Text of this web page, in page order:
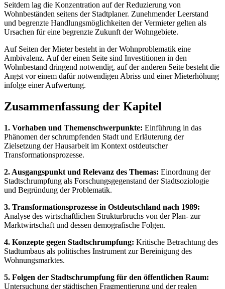
Seitdem lag die Konzentration auf der Reduzierung von
Wohnbeständen seitens der Stadtplaner. Zunehmender Leerstand
und begrenzte Handlungsmöglichkeiten der Vermieter gelten als
Ursachen für eine begrenzte Zukunft der Wohngebiete.
Auf Seiten der Mieter besteht in der Wohnproblematik eine
Ambivalenz. Auf der einen Seite sind Investitionen in den
Wohnbestand dringend notwendig, auf der anderen Seite besteht die
Angst vor einem dafür notwendigen Abriss und einer Mieterhöhung
infolge einer Aufwertung.
Zusammenfassung der Kapitel
1. Vorhaben und Themenschwerpunkte: Einführung in das
Phänomen der schrumpfenden Stadt und Erläuterung der
Zielsetzung der Hausarbeit im Kontext ostdeutscher
Transformationsprozesse.
2. Ausgangspunkt und Relevanz des Themas: Einordnung der
Stadtschrumpfung als Forschungsgegenstand der Stadtsoziologie
und Begründung der Problematik.
3. Transformationsprozesse in Ostdeutschland nach 1989:
Analyse des wirtschaftlichen Strukturbruchs von der Plan- zur
Marktwirtschaft und dessen demografische Folgen.
4. Konzepte gegen Stadtschrumpfung: Kritische Betrachtung des
Stadtumbaus als politisches Instrument zur Bereinigung des
Wohnungsmarktes.
5. Folgen der Stadtschrumpfung für den öffentlichen Raum:
Untersuchung der städtischen Fragmentierung und der realen